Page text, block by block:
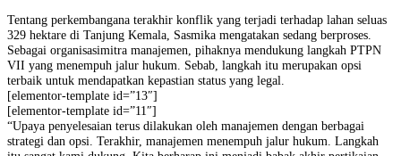
Tentang perkembangana terakhir konflik yang terjadi terhadap lahan seluas
329 hektare di Tanjung Kemala, Sasmika mengatakan sedang berproses.
Sebagai organisasimitra manajemen, pihaknya mendukung langkah PTPN
VII yang menempuh jalur hukum. Sebab, langkah itu merupakan opsi
terbaik untuk mendapatkan kepastian status yang legal.
[elementor-template id=”13″]
[elementor-template id=”11″]
“Upaya penyelesaian terus dilakukan oleh manajemen dengan berbagai
strategi dan opsi. Terakhir, manajemen menempuh jalur hukum. Langkah